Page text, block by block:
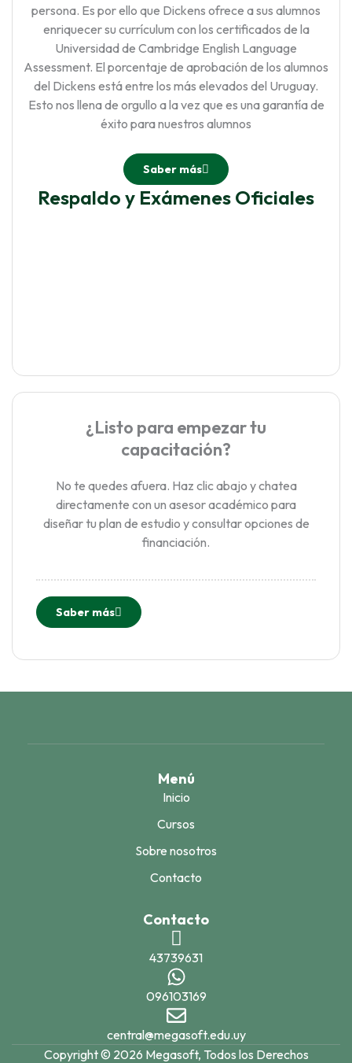
persona. Es por ello que Dickens ofrece a sus alumnos
enriquecer su currículum con los certificados de la
Universidad de Cambridge English Language
Assessment. El porcentaje de aprobación de los alumnos
del Dickens está entre los más elevados del Uruguay.
Esto nos llena de orgullo a la vez que es una garantía de
éxito para nuestros alumnos
Saber más
Respaldo y Exámenes Oficiales
¿Listo para empezar tu
capacitación?
No te quedes afuera. Haz clic abajo y chatea
directamente con un asesor académico para
diseñar tu plan de estudio y consultar opciones de
financiación.
Saber más
Menú
Inicio
Cursos
Sobre nosotros
Contacto
Contacto
43739631
096103169
central@megasoft.edu.uy
Copyright © 2026 Megasoft, Todos los Derechos